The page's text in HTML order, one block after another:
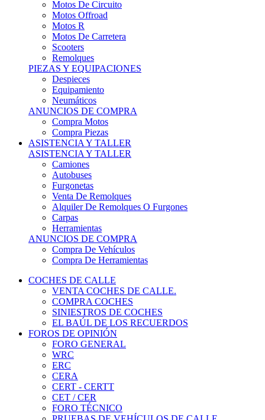
Motos R
Motos De Carretera
Scooters
Remolques
PIEZAS Y EQUIPACIONES
Despieces
Equipamiento
Neumáticos
ANUNCIOS DE COMPRA
Compra Motos
Compra Piezas
ASISTENCIA Y TALLER
ASISTENCIA Y TALLER
Camiones
Autobuses
Furgonetas
Venta De Remolques
Alquiler De Remolques O Furgones
Carpas
Herramientas
ANUNCIOS DE COMPRA
Compra De Vehículos
Compra De Herramientas
COCHES DE CALLE
VENTA COCHES DE CALLE.
COMPRA COCHES
SINIESTROS DE COCHES
EL BAÚL DE LOS RECUERDOS
FOROS DE OPINIÓN
FORO GENERAL
WRC
ERC
CERA
CERT - CERTT
CET / CER
FORO TÉCNICO
PRUEBAS DE VEHÍCULOS DE CALLE.
VIDEOS DE RALLY.